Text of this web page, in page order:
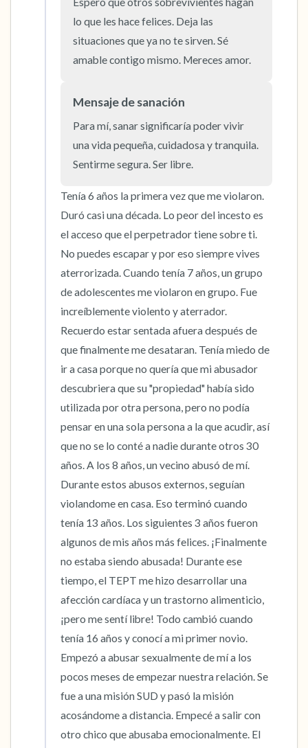
lo que les hace felices. Deja las
situaciones que ya no te sirven. Sé
amable contigo mismo. Mereces amor.
Mensaje de sanación
Para mí, sanar significaría poder vivir
una vida pequeña, cuidadosa y tranquila.
Sentirme segura. Ser libre.
Tenía 6 años la primera vez que me violaron.
Duró casi una década. Lo peor del incesto es
el acceso que el perpetrador tiene sobre ti.
No puedes escapar y por eso siempre vives
aterrorizada. Cuando tenía 7 años, un grupo
de adolescentes me violaron en grupo. Fue
increíblemente violento y aterrador.
Recuerdo estar sentada afuera después de
que finalmente me desataran. Tenía miedo de
ir a casa porque no quería que mi abusador
descubriera que su "propiedad" había sido
utilizada por otra persona, pero no podía
pensar en una sola persona a la que acudir, así
que no se lo conté a nadie durante otros 30
años. A los 8 años, un vecino abusó de mí.
Durante estos abusos externos, seguían
violandome en casa. Eso terminó cuando
tenía 13 años. Los siguientes 3 años fueron
algunos de mis años más felices. ¡Finalmente
no estaba siendo abusada! Durante ese
tiempo, el TEPT me hizo desarrollar una
afección cardíaca y un trastorno alimenticio,
¡pero me sentí libre! Todo cambió cuando
tenía 16 años y conocí a mi primer novio.
Empezó a abusar sexualmente de mí a los
pocos meses de empezar nuestra relación. Se
fue a una misión SUD y pasó la misión
acosándome a distancia. Empecé a salir con
otro chico que abusaba emocionalmente. El
5 – cosas que puedes ver (puedes mirar
dentro de la habitación y por la ventana)
4 – cosas que puedes sentir (¿qué hay frente
3 – cosas que puedes oír
2 – cosas que puedes oler
1 – cosa que te gusta de ti mismo.
Respira hondo para terminar.